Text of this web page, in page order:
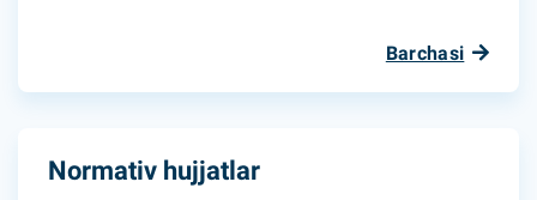
Barchasi
Normativ hujjatlar